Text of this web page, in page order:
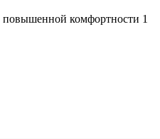
повышенной комфортности 1